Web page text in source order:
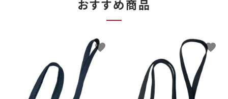
おすすめ商品
favorite favorite